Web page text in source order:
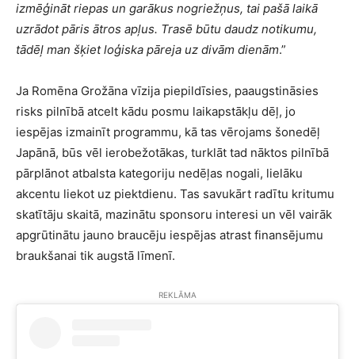
izmēģināt riepas un garākus nogriežņus, tai pašā laikā
uzrādot pāris ātros apļus. Trasē būtu daudz notikumu,
tādēļ man šķiet loģiska pāreja uz divām dienām.”
Ja Romēna Grožāna vīzija piepildīsies, paaugstināsies
risks pilnībā atcelt kādu posmu laikapstākļu dēļ, jo
iespējas izmainīt programmu, kā tas vērojams šonedēļ
Japānā, būs vēl ierobežotākas, turklāt tad nāktos pilnībā
pārplānot atbalsta kategoriju nedēļas nogali, lielāku
akcentu liekot uz piektdienu. Tas savukārt radītu kritumu
skatītāju skaitā, mazinātu sponsoru interesi un vēl vairāk
apgrūtinātu jauno braucēju iespējas atrast finansējumu
braukšanai tik augstā līmenī.
REKLĀMA